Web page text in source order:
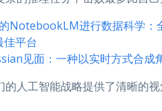
NotebookLM进行数据科学：
佳平台
见面：一种以实时方式合成
的人工智能战略提供了清晰的